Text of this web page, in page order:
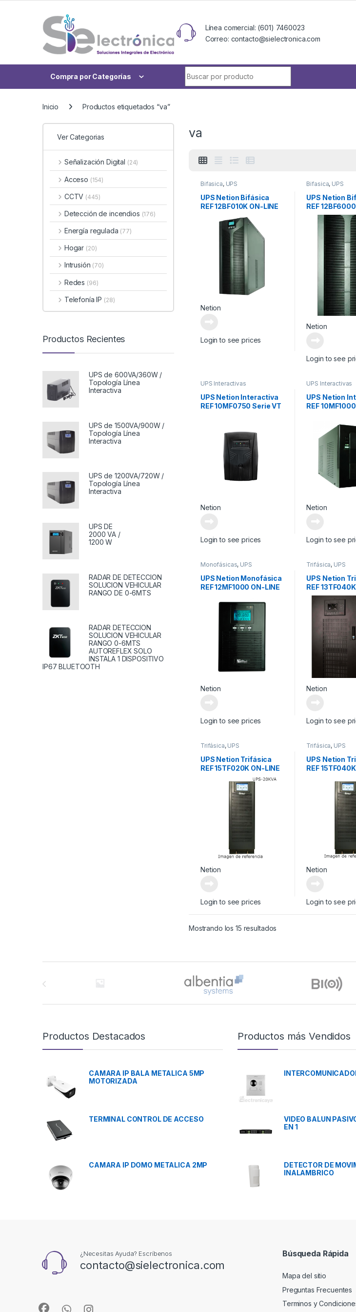
Línea comercial: (601) 7460023
Correo: contacto@sielectronica.com
Compra por Categorías
Inicio Productos etiquetados “va”
va
Bifasica, UPS
UPS Netion Bifásica
REF 12BF010K ON-LINE
Netion
Login to see prices
Bifasica, UPS
UPS Netion
REF
SERIE EP
Netion
Login to see
UPS Interactivas
UPS Netion Interactiva
REF 10MF0750 Serie VT
Netion
Login to see prices
UPS Interactivas
UPS Netion
REF
Netion
Login to see
Monofásicas, UPS
UPS Netion Monofásica
REF 12MF1000 ON-LINE
Netion
Login to see prices
Trifásica, UPS
UPS Netion
REF
Trifásica LF
Frecuencia 0.9)
Netion
Login to see
Trifásica, UPS
UPS Netion Trifásica
REF 15TF020K ON-LINE
SERIE EP Trifásica (Alta
Frecuencia 1.0)
Netion
Login to see prices
Trifásica, UPS
UPS Netion
REF
SERIE EP
Frecuencia 1.0)
Netion
Login to see
Mostrando los 15 resultados
Ver Categorias
Señalización Digital (24)
Acceso (154)
CCTV (445)
Detección de incendios (176)
Energía regulada (77)
Hogar (20)
Intrusión (70)
Redes (96)
Telefonía IP (28)
Productos Recientes
UPS de 600VA/360W /
Topología Línea
Interactiva
UPS de 1500VA/900W /
Topología Línea
Interactiva
UPS de 1200VA/720W /
Topología Línea
Interactiva
UPS DE
2000 VA /
1200 W
RADAR DE DETECCION
SOLUCION VEHICULAR
RANGO DE 0-6MTS
RADAR DETECCION
SOLUCION VEHICULAR
RANGO 0-6MTS
AUTOREFLEX SOLO
INSTALA 1 DISPOSITIVO
IP67 BLUETOOTH
Productos Destacados
CAMARA IP BALA METALICA 5MP
MOTORIZADA
TERMINAL CONTROL DE ACCESO
CAMARA IP DOMO METALICA 2MP
Productos más Vendidos
VIDEO BALUN
EN 1
DETECTOR DE
INALAMBRICO
¿Necesitas Ayuda? Escríbenos
contacto@sielectronica.com
Búsqueda Rápida
Mapa del sitio
Preguntas Frecuentes
Terminos y